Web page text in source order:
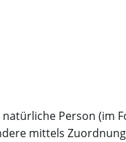
Person (im
mittels